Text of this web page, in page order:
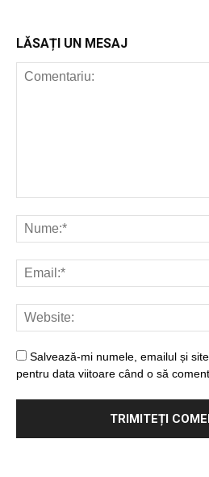
LĂSAȚI UN MESAJ
Salvează-mi numele, emailul și
pentru data viitoare când o să